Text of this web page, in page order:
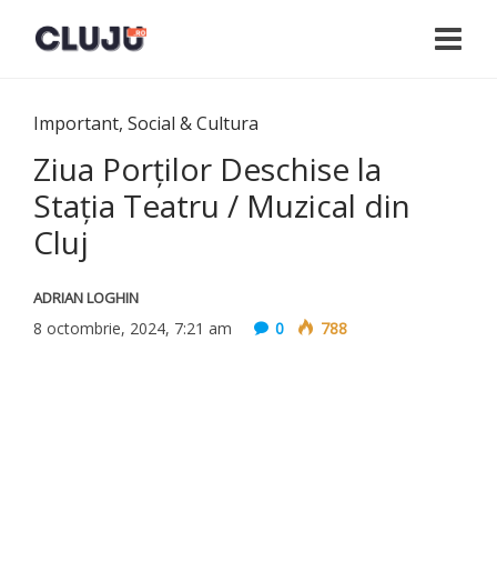
Important, Social & Cultura
Ziua Porților Deschise la
Stația Teatru / Muzical din
Cluj
ADRIAN LOGHIN
8 octombrie, 2024, 7:21 am 0 788